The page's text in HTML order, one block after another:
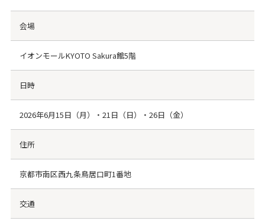
会場
イオンモールKYOTO Sakura館5階
日時
2026年6月15日（月）・21日（日）・26日（金）
住所
京都市南区西九条鳥居口町1番地
交通